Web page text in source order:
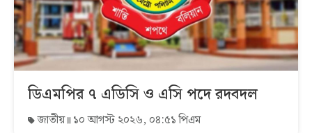
ডিএমপির ৭ এডিসি ও এসি পদে রদবদল
জাতীয় ১০ আগস্ট ২০২৬, ০৪:৫১ পিএম